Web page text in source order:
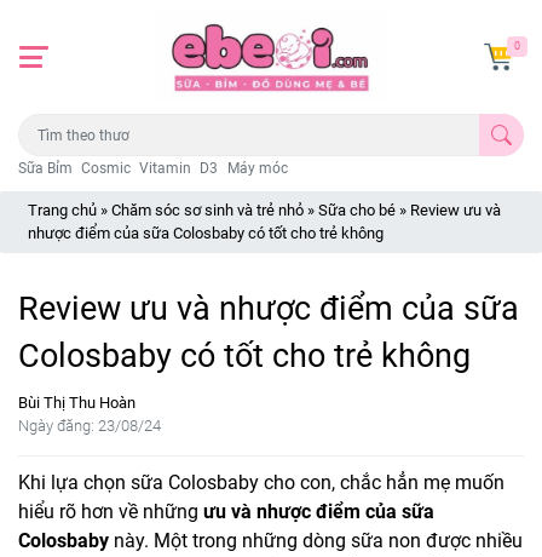
Sữa Bỉm Cosmic Vitamin D3 Máy móc
0
Trang chủ »Chăm sóc sơ sinh và trẻ nhỏ »Sữa cho bé » Review ưu và
nhược điểm của sữa Colosbaby có tốt cho trẻ không
Review ưu và nhược điểm của sữa
Colosbaby có tốt cho trẻ không
Bùi Thị Thu Hoàn
Ngày đăng: 23/08/24
Khi lựa chọn sữa Colosbaby cho con, chắc hẳn mẹ muốn
hiểu rõ hơn về những ưu và nhược điểm của sữa
Colosbaby này. Một trong những dòng sữa non được nhiều